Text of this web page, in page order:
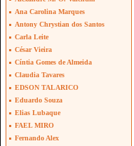
Ana Carolina Marques
Antony Chrystian dos Santos
Carla Leite
César Vieira
Cíntia Gomes de Almeida
Claudia Tavares
EDSON TALARICO
Eduardo Souza
Elias Lubaque
FAEL MIRO
Fernando Alex